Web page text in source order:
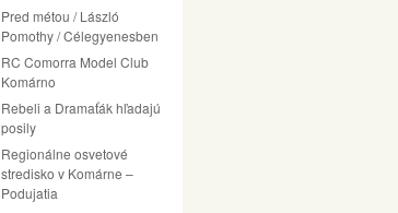
Pred métou / László
Pomothy / Célegyenesben
RC Comorra Model Club
Komárno
Rebeli a Dramaťák hľadajú
posily
Regionálne osvetové
stredisko v Komárne –
Podujatia